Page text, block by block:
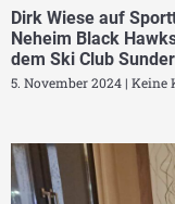
Dirk Wiese auf
Neheim Black
dem Ski Club
5. November 2024 Keine